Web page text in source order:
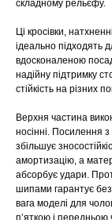
складному рельєфу.
Ці кросівки,
ідеально підходять
вдосконаленою
надійну підтримку
стійкість на різних
Верхня частина
носінні. Посилення
збільшує
амортизацію, а
абсорбує удари.
шипами гарантує
вага моделі для
AND
AND